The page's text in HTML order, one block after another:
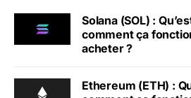
Solana (SOL) :
comment ça
acheter ?
Ethereum (ETH) :